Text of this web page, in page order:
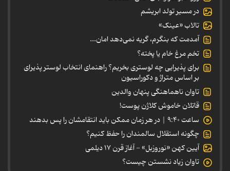
در مسیر تولد ابریشم
تالاب «عینک»
آمدمت که بنگرم، گریه نمی‌دهد امان...
تخم مرغ خام یا پخته؟
برای پذیرایی چه لوستری بخریم؟ راهنمای انتخاب لوستر پذیرای
بر اساس متراژ و دکوراسیون
تاوان ناهماهنگی پنهان والدین
قاتلان خاموش کلاژن پوست!
ساعت ۹:۴۰ | در هر زمان ممکن باید انتقامشان را پس بدهند
چگونه استقلال سالمندان را حفظ کنیم؟
آیین کهن «نوروزبل» - آغاز قرن ۱۷ دیلمی
تاوان زیاد نشستن چیست؟